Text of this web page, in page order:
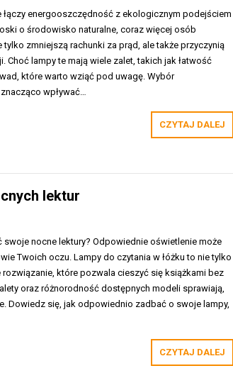
energooszczędność z ekologicznym podejściem
o środowisko naturalne, coraz więcej osób
zmniejszą rachunki za prąd, ale także przyczynią
lampy te mają wiele zalet, takich jak łatwość
które warto wziąć pod uwagę. Wybór
wpływać…
CZYTAJ DALEJ
lektur
nocne lektury? Odpowiednie oświetlenie może
Twoich oczu. Lampy do czytania w łóżku to nie tylko
które pozwala cieszyć się książkami bez
oraz różnorodność dostępnych modeli sprawiają,
Dowiedz się, jak odpowiednio zadbać o swoje lampy,
CZYTAJ DALEJ